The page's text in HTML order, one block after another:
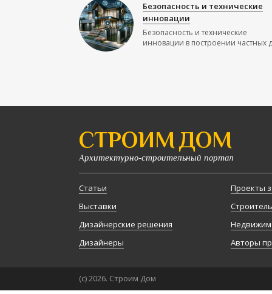
Безопасность и технические
инновации
Безопасность и технические
инновации в построении частных
СТРОИМ ДОМ
Архитектурно-строительный портал
Статьи
Выставки
Дизайнерские решения
Дизайнеры
Проекты
Авторы
(с) 2026. Строим Дом